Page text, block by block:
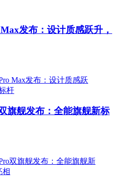
发布：设计质感跃升，
旗舰发布：全能旗舰新标